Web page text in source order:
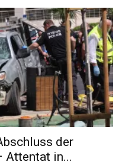
der
Attentat in...